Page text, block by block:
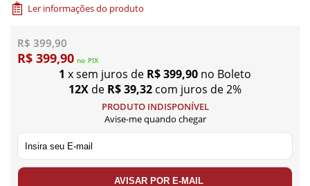
Ler informações do produto
R$ 399,90
R$ 399,90 no PIX
1 x sem juros de R$ 399,90 no Boleto
12X de R$ 39,32 com juros de 2%
PRODUTO INDISPONÍVEL
Avise-me quando chegar